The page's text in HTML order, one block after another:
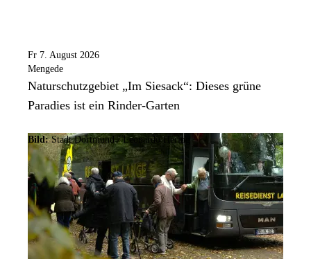
Fr 7. August 2026
Mengede
Naturschutzgebiet „Im Siesack“: Dieses grüne
Paradies ist ein Rinder-Garten
Bild: Stadt Dortmund / Leonardo Hering